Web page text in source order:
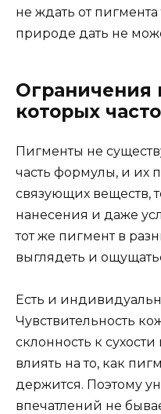
не ждать от пигмента
природе дать не
Ограничения
которых
Пигменты не
часть формулы, и их
связующих веществ,
нанесения и даже
тот же пигмент в
выглядеть и
Есть и
Чувствительность
склонность к
влиять на то, как
держится. Поэтому
впечатлений не